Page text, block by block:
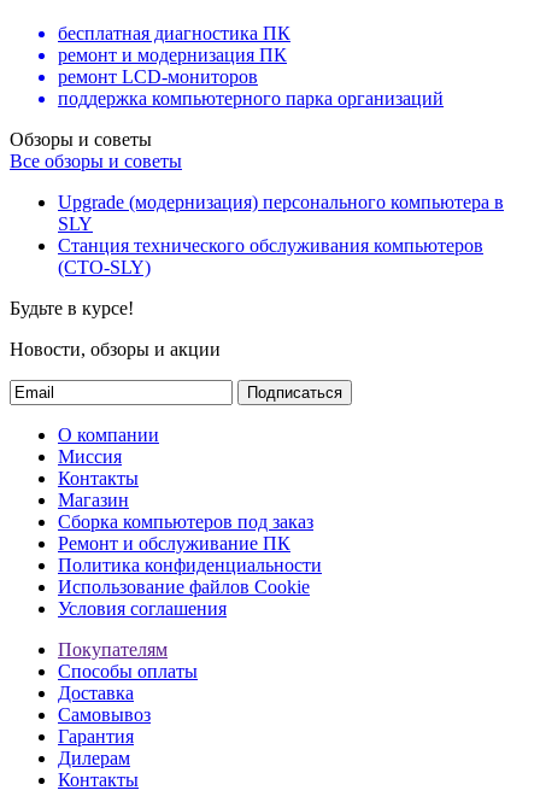
бесплатная диагностика ПК
ремонт и модернизация ПК
ремонт LCD-мониторов
поддержка компьютерного парка организаций
Обзоры и советы
Все обзоры и советы
Upgrade (модернизация) персонального компьютера в
SLY
Станция технического обслуживания компьютеров
(СТО-SLY)
Будьте в курсе!
Новости, обзоры и акции
Подписаться
О компании
Миссия
Контакты
Магазин
Сборка компьютеров под заказ
Ремонт и обслуживание ПК
Политика конфиденциальности
Использование файлов Cookie
Условия соглашения
Покупателям
Способы оплаты
Доставка
Самовывоз
Гарантия
Дилерам
Контакты